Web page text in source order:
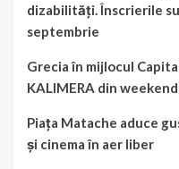
dizabilități. Înscrierile
septembrie
Grecia în mijlocul
KALIMERA din weekend
Piața Matache aduce
și cinema în aer liber